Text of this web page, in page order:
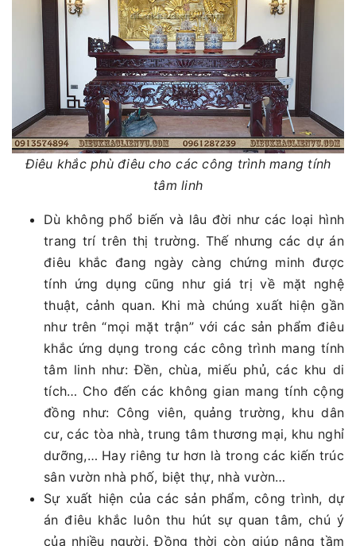
Điêu khắc phù điêu cho các công trình mang tính
tâm linh
Dù không phổ biến và lâu đời như các loại hình
trang trí trên thị trường. Thế nhưng các dự án
điêu khắc đang ngày càng chứng minh được
tính ứng dụng cũng như giá trị về mặt nghệ
thuật, cảnh quan. Khi mà chúng xuất hiện gần
như trên “mọi mặt trận” với các sản phẩm điêu
khắc ứng dụng trong các công trình mang tính
tâm linh như: Đền, chùa, miếu phủ, các khu di
tích… Cho đến các không gian mang tính cộng
đồng như: Công viên, quảng trường, khu dân
cư, các tòa nhà, trung tâm thương mại, khu nghỉ
dưỡng,… Hay riêng tư hơn là trong các kiến trúc
sân vườn nhà phố, biệt thự, nhà vườn…
Sự xuất hiện của các sản phẩm, công trình, dự
án điêu khắc luôn thu hút sự quan tâm, chú ý
của nhiều người. Đồng thời còn giúp nâng tầm